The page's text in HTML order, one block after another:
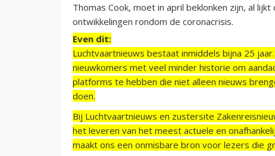
Thomas Cook, moet in april beklonken zijn, al
ontwikkelingen rondom de coronacrisis.
Even dit:
Luchtvaartnieuws bestaat inmiddels bijna 25
nieuwkomers met veel minder historie om
platforms te hebben die niet alleen nieuws
doen.
Bij Luchtvaartnieuws en zustersite
het leveren van het meest actuele en
maakt ons een onmisbare bron voor lezers die